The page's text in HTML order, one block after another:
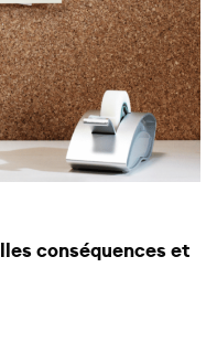
conséquences et